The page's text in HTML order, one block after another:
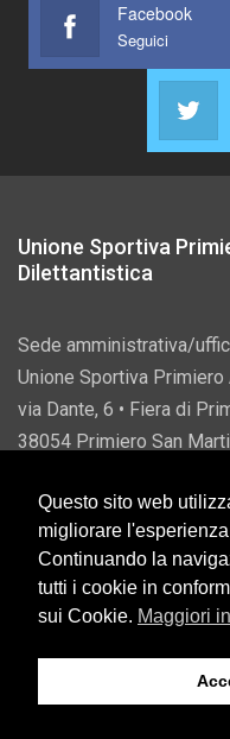
Facebook
Seguici
Unione Sportiva
Dilettantistica
Sede amministrativa/
Unione Sportiva Primiero
via Dante, 6 • Fiera di
38054 Primiero San
Vantaggi da
Questo sito web
migliorare
Continuando la
tutti i cookie in
sui Cookie. Maggiori